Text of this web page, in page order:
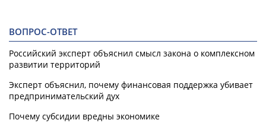
ВОПРОС-ОТВЕТ
Российский эксперт объяснил смысл закона о комплексном
развитии территорий
Эксперт объяснил, почему финансовая поддержка убивает
предпринимательский дух
Почему субсидии вредны экономике